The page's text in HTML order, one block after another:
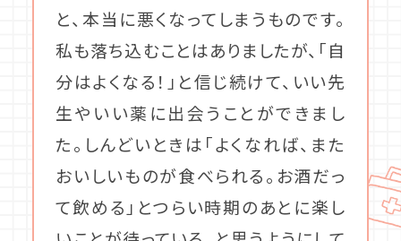
と、本当に悪くなってしまうものです。
私も落ち込むことはありましたが、「自
分はよくなる！」と信じ続けて、いい先
生やいい薬に出会うことができまし
た。しんどいときは「よくなれば、また
おいしいものが食べられる。お酒だっ
て飲める」とつらい時期のあとに楽し